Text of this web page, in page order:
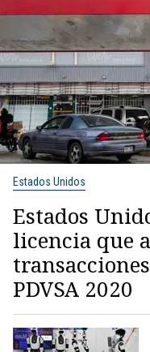
Estados Unidos
Estados
licencia que
PDVSA 2020